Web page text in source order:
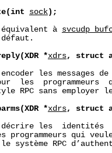
sock );
à
*xdrs, struct
les messages
les  programmeurs
RPC sans employer
*xdrs, struct
les  identités
programmeurs qui
système RPC